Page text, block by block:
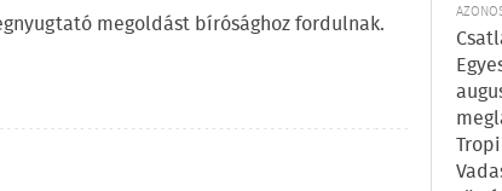
megoldást bírósághoz fordulnak.